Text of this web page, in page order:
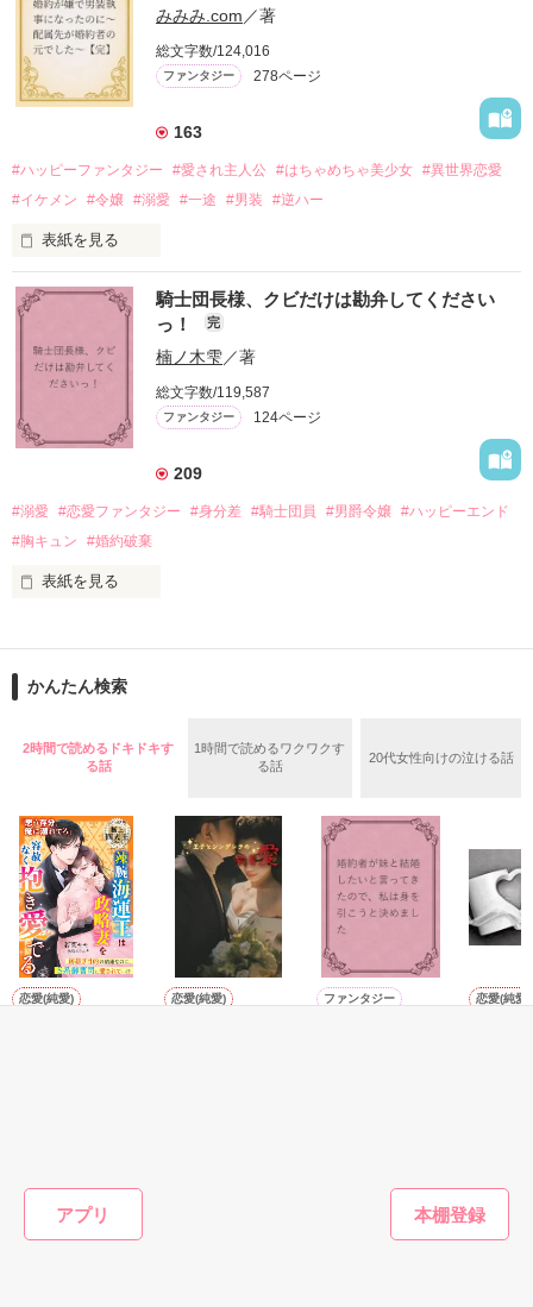
アプリ
た。
娼館（たぶん）の店主は札束でビンタしてくる謎の男。
金と引き換えに雇われたと思いきや……契約結婚だった！？
裏社会を牛耳るロベールは仮面をつけており、謎が多いが幸せ
な結婚生活を満喫中。
そこでロベールを慕うアリスに一方的に敵視され、嫌がらせを
勘違いから始まる初夜騒動に危険ばかりの血まみれ新婚生活。
出会いは最悪、結婚生活は最高……？
愛を知らない公爵と天然怪力令嬢の溺愛バイオレンスラブコメ
ディです。
＊この世界のお金はお札にさせてください。
＊なろう、カクヨム、アルファポリス掲載中
作品を読む
みみみ.com ／著
総文字数/124,016
ファンタジー 278ページ
163
#ハッピーファンタジー #愛され主人公 #はちゃめちゃ美少女 #異世界恋愛
#イケメン
#令嬢 #溺愛 #一途 #男装 #逆ハー
表紙を見る
＼異世界ラブコメ×ハッピーファンタジー／
「いやっほぉぉおお〜い！！！！」
バンジーした侯爵令嬢の先にいたのは
甘いマスクの公爵様の頭上でした
「…は？」
リリィ・ロゼッタ侯爵令嬢
透き通るほど白い肌と華奢の手足
ギル・レイヴン公爵
サラサラとした綺麗な黒髪に綺麗な青色の瞳
あまりにも整った顔は女性たちを引き寄せる
社交界で圧倒的人気を誇っていた
表では甘いマスクを被る彼の裏は……
【修行してきます。私は元気です。】
謎のリリィらしい手紙を残して逃亡
騎士団長様、クビだけは勘弁してください
っ！
完
楠ノ木雫／著
総文字数/119,587
ファンタジー 124ページ
209
#溺愛 #恋愛ファンタジー #身分差 #騎士団員 #男爵令嬢 #ハッピーエンド
#胸キュン
#婚約破棄
表紙を見る
目が覚めたら、自分の隣に知らない男が眠っていた。
朝の鍛錬が迫っていて置いていったが……
鍛錬後の業務中に遭遇、彼はあの近衛騎士団長だと判明した。
「そうだな……黙ってはおいてやろう。だが、何でもするとい
う言葉は言わないほうがいい」
甘い言葉をささやく近衛騎士団長に翻弄されるテレシアの恋物
語が始まる——
×
騎士団員の男爵令嬢
かんたん検索
2時間で読めるドキドキす
る話
1時間で読めるワクワクす
る話
20代女性向けの泣ける話
恋愛(純愛) 恋愛(純愛) ファンタジー 恋愛(純愛)
かんたん検索の条件を変える